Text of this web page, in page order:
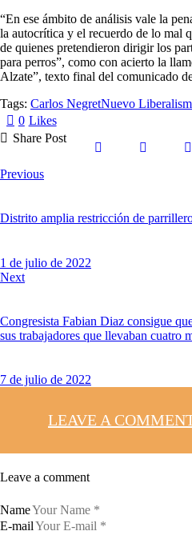
“En ese ámbito de análisis vale la
la autocrítica y el recuerdo de lo mal
de quienes pretendieron dirigir los
para perros”, como con acierto la
Alzate”, texto final del comunicado
Tags: Carlos NegretNuevo
0 Likes
Share Post
Previous
Distrito amplia restricción de
1 de julio de 2022
Next
Congresista Fabian Diaz consigue
sus trabajadores que llevaban cuatro
7 de julio de 2022
LEAVE A
Leave a comment
Name
E-mail